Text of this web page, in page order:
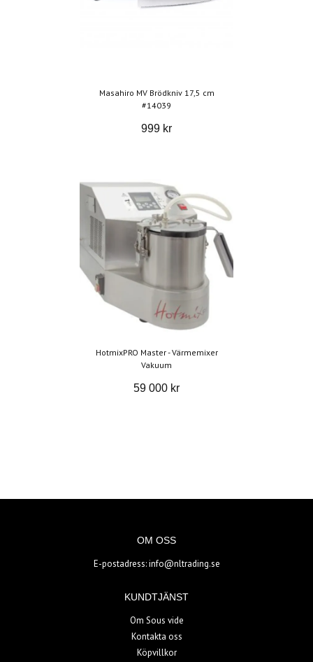
Masahiro MV Brödkniv 17,5 cm
#14039
999 kr
HotmixPRO Master - Värmemixer
Vakuum
59 000 kr
OM OSS
E-postadress:info@nltrading.se
KUNDTJÄNST
Om Sous vide
Kontakta oss
Köpvillkor